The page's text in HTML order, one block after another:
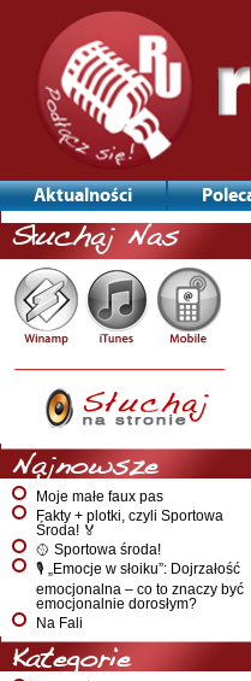
Aktualności
Słuchaj Nas
Najnowsze
Moje małe faux pas
Fakty + plotki, czyli Sportowa
Środa! 🏅
🥎 Sportowa środa!
🎙️ „Emocje w słoiku”: Dojrzałość
emocjonalna – co to znaczy być
emocjonalnie dorosłym?
Na Fali
Kategorie